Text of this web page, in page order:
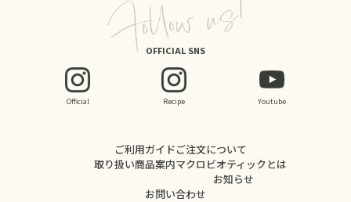
OFFICIAL SNS
Official Recipe Youtube
ご利用ガイドご注文について
取り扱い商品案内マクロビオティックとは
お知らせ
お問い合わせ